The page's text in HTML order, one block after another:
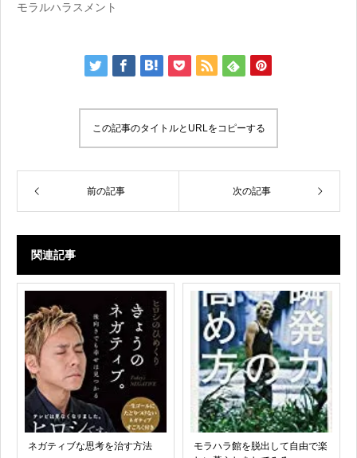
モラルハラスメント
この記事のタイトルとURLをコピーする
前の記事 次の記事
関連記事
ネガティブな思考を治す方法
モラハラ館を脱出して自由で楽